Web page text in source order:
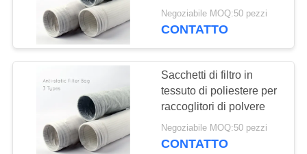
SITO
POLITICA
SULLA
PRIVACY
raccoglitori di polvere
Negoziabile MOQ:50 pezzi
CONTATTO
Sacchetti di filtro in
tessuto di poliestere per
raccoglitori di polvere
Negoziabile MOQ:50 pezzi
CONTATTO